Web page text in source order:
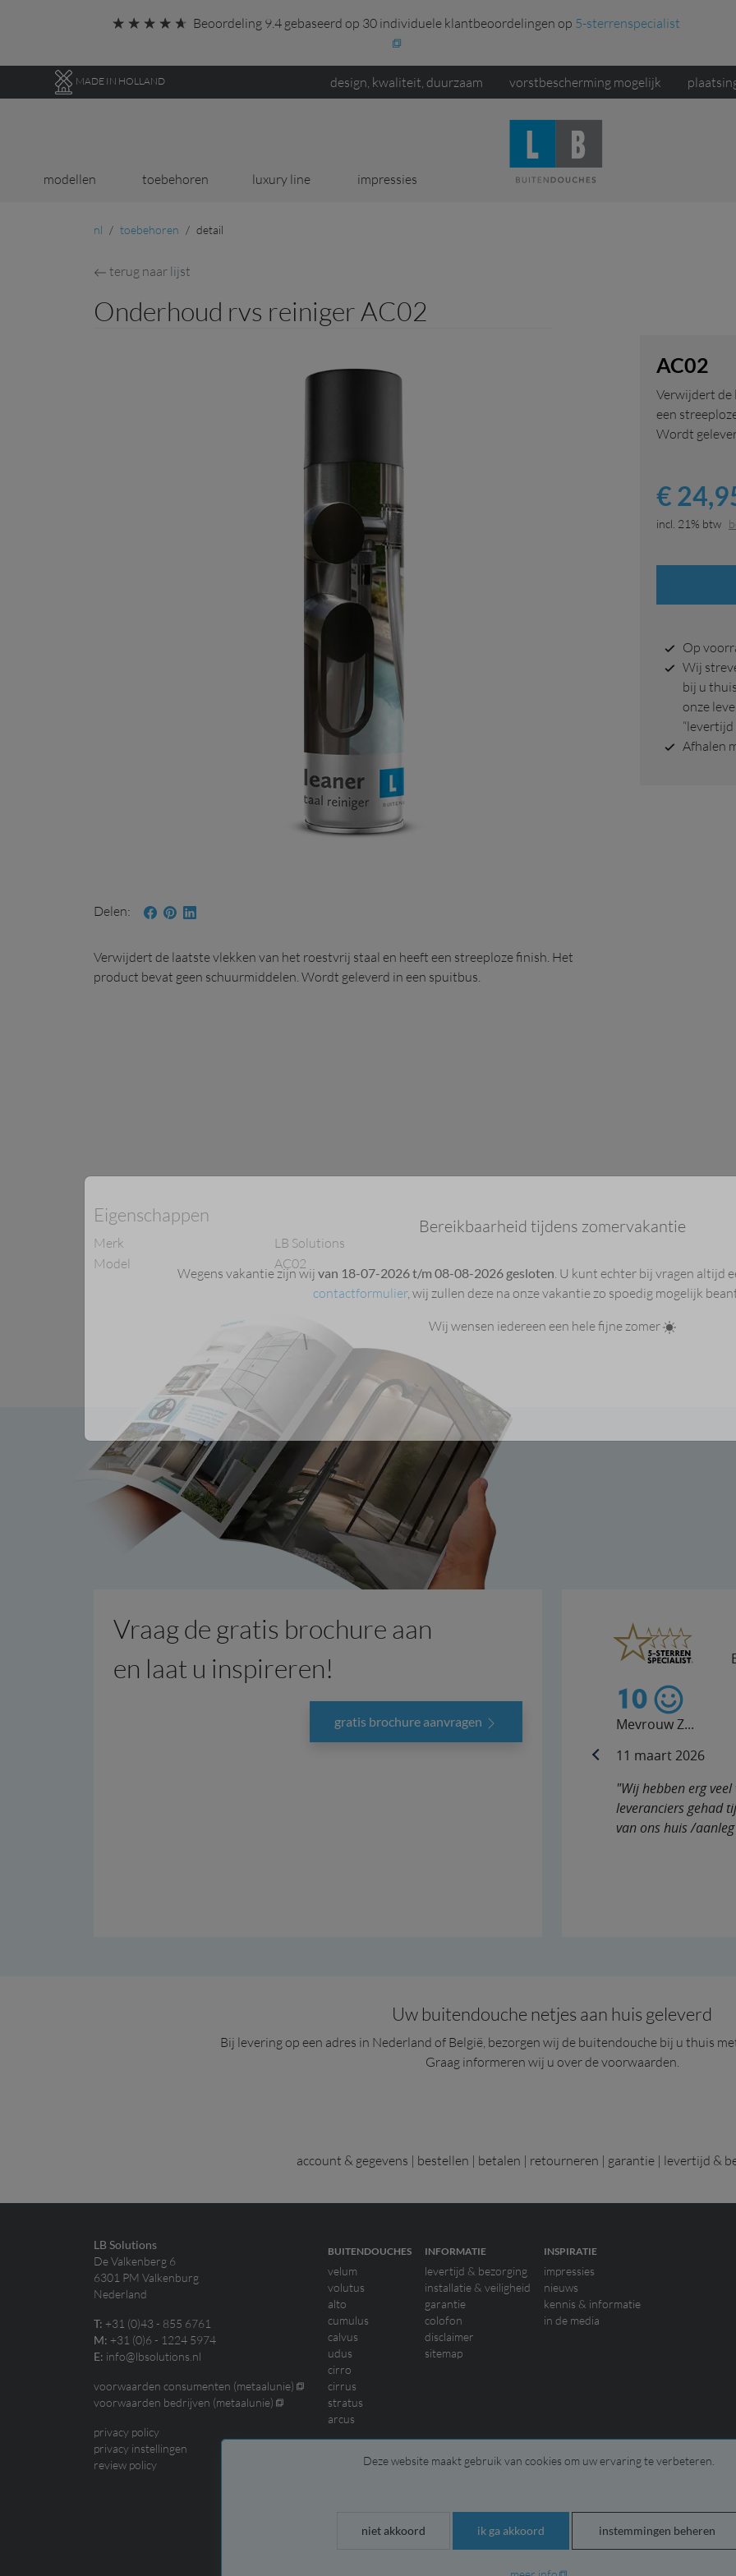
Deze website maakt gebruik van cookies om uw ervaring te verbeteren.
niet akkoord ik ga akkoord instemmingen beheren
Beoordeling 9.4 gebaseerd op 30 individuele klantbeoordelingen op 5-sterrenspecialist
MADE IN HOLLAND design, kwaliteit, duurzaam vorstbescherming mogelijk
modellen toebehoren luxury line impressies
nl toebehoren detail
terug naar lijst
Onderhoud rvs reiniger AC02
Delen
Onderhoud rvs reiniger AC02
Verwijdert de laatste vlekken van het roestvrij staal en heeft een streeploze finish. Het
product bevat geen schuurmiddelen. Wordt geleverd in een spuitbus.
eigenschappen
merk
LB Solutions
model
AC02
AC02
Verwijdert de
een
Wordt
€
incl. 21% btw
op
Wij streven ernaar om u bestelling binnen 2 á 4 weken
bij u
onze
“levertijd
afhalen
Vraag de gratis brochure aan
en laat u inspireren!
gratis brochure aanvragen
10
Mevrouw Z...
11 maart 2026
"Wij hebben erg
leveranciers gehad
van ons huis /
previous
Uw buitendouche netjes aan huis geleverd
Bij levering op een adres in Nederland of België, bezorgen wij de buitendouche bij u thuis
Graag informeren wij u over de voorwaarden.
account & gegevens | bestellen | betalen | retourneren | garantie | levertijd &
LB Solutions
De Valkenberg 6
6301 PM Valkenburg
Nederland
T: +31 (0)43 - 855 6761
M: +31 (0)6 - 1224 5974
E: info@lbsolutions.nl
voorwaarden consumenten (metaalunie)
voorwaarden bedrijven (metaalunie)
privacy policy
privacy instellingen
review policy
BUITENDOUCHES
velum
volutus
alto
cumulus
calvus
udus
cirro
cirrus
stratus
arcus
INFORMATIE
levertijd & bezorging
installatie & veiligheid
garantie
colofon
disclaimer
sitemap
INSPIRATIE
impressies
nieuws
kennis & informatie
in de media